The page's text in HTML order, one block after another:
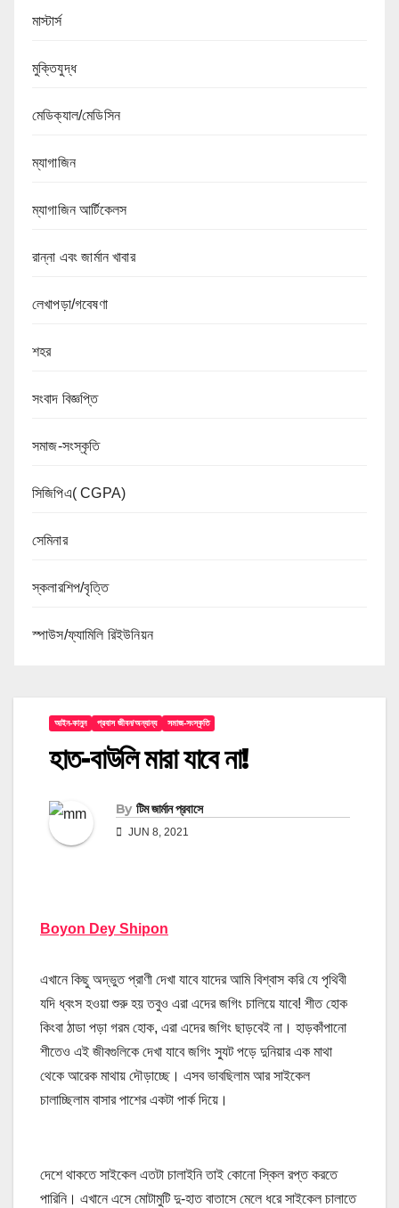
মাস্টার্স
মুক্তিযুদ্ধ
মেডিক্যাল/মেডিসিন
ম্যাগাজিন
ম্যাগাজিন আর্টিকেলস
রান্না এবং জার্মান খাবার
লেখাপড়া/গবেষণা
শহর
সংবাদ বিজ্ঞপ্তি
সমাজ-সংস্কৃতি
সিজিপিএ( CGPA)
সেমিনার
স্কলারশিপ/বৃত্তি
স্পাউস/ফ্যামিলি রিইউনিয়ন
আইন-কানুন প্রবাস জীবন/অন্যান্য সমাজ-সংস্কৃতি
হাত-বাউলি মারা যাবে না!
By টিম জার্মান প্রবাসে
JUN 8, 2021
Boyon Dey Shipon
এখানে কিছু অদ্ভুত প্রাণী দেখা যাবে যাদের আমি বিশ্বাস করি যে পৃথিবী
যদি ধ্বংস হওয়া শুরু হয় তবুও এরা এদের জগিং চালিয়ে যাবে! শীত হোক
কিংবা ঠাডা পড়া গরম হোক, এরা এদের জগিং ছাড়বেই না। হাড়কাঁপানো
শীতেও এই জীবগুলিকে দেখা যাবে জগিং স্যুট পড়ে দুনিয়ার এক মাথা
থেকে আরেক মাথায় দৌড়াচ্ছে। এসব ভাবছিলাম আর সাইকেল
চালাচ্ছিলাম বাসার পাশের একটা পার্ক দিয়ে।
দেশে থাকতে সাইকেল এতটা চালাইনি তাই কোনো স্কিল রপ্ত করতে
পারিনি। এখানে এসে মোটামুটি দু-হাত বাতাসে মেলে ধরে সাইকেল চালাতে